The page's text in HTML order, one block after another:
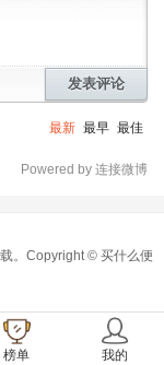
发表评论
最新 最早 最佳
Powered by 连接微博
。Copyright © 买什么便
榜单 我的